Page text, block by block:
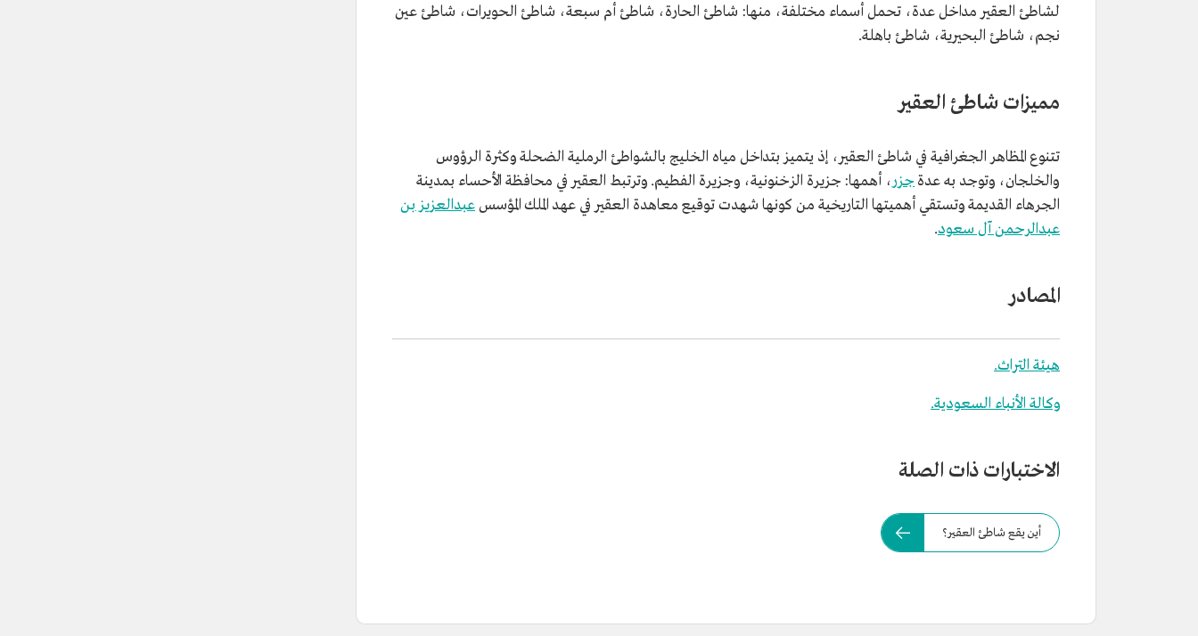
لشاطئ العقير مداخل عدة، تحمل أسماء مختلفة، منها: شاطئ الحارة، شاطئ أم سبعة، شاطئ الحويرات، شاطئ عين
نجم، شاطئ البحيرية، شاطئ باهلة.
مميزات شاطئ العقير
تتنوع المظاهر الجغرافية في شاطئ العقير، إذ يتميز بتداخل مياه الخليج بالشواطئ الرملية الضحلة وكثرة الرؤوس
والخلجان، وتوجد به عدة جزر، أهمها: جزيرة الزخنونية، ‏وجزيرة الفطيم. وترتبط العقير في محافظة الأحساء بمدينة
الجرهاء القديمة وتستقي أهميتها التاريخية من كونها شهدت توقيع معاهدة العقير في عهد الملك المؤسسعبدالعزيز بن
عبدالرحمن آل سعود.
المصادر
هيئة التراث.
وكالة الأنباء السعودية.
الاختبارات ذات الصلة
أين يقع شاطئ العقير؟